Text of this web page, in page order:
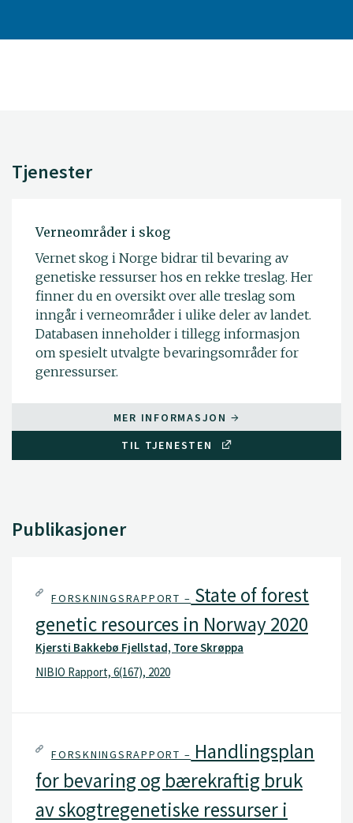
Tjenester
Verneområder i skog
Vernet skog i Norge bidrar til bevaring av
genetiske ressurser hos en rekke treslag. Her
finner du en oversikt over alle treslag som
inngår i verneområder i ulike deler av landet.
Databasen inneholder i tillegg informasjon
om spesielt utvalgte bevaringsområder for
genressurser.
MER INFORMASJON
TIL TJENESTEN
Publikasjoner
FORSKNINGSRAPPORT – State of forest
genetic resources in Norway 2020
Kjersti Bakkebø Fjellstad, Tore Skrøppa
NIBIO Rapport, 6(167), 2020
FORSKNINGSRAPPORT – Handlingsplan
for bevaring og bærekraftig bruk
av skogtregenetiske ressurser i